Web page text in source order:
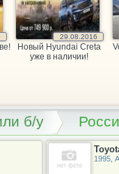
29.08.2016
Новый Hyundai Creta
уже в наличии!
б/у
1995,